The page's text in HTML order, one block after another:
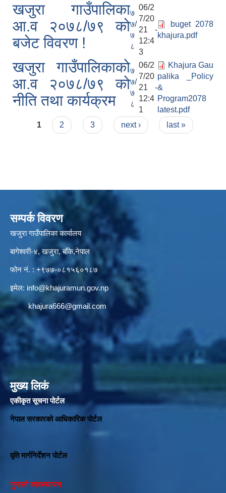
खजुरा गाउँपालिका
आ.व २०७८/७९ को
बजेट विवरण !
७
७/
७
८
06/2
7/20
21 -
12:4
3
buget 2078
khajura.pdf
खजुरा गाउँपालिकाको
आ.व २०७८/७९ को
नीति तथा कार्यक्रम
७
७/
७
८
06/2
7/20
21 -
12:4
1
Khajura Gau
palika _Policy
&
Program2078
latest.pdf
Pages
1 2 3 next › last »
सम्पर्क विवरण
खजुरा गाउँपालिका कार्यालय
बागेश्वरी-४, खजुरा, बाँके,नेपाल
फोन नं. : +९७७-०८१५६०१८७
इमेल: info@khajuramun.gov.np
khajura666@gmail.com
मुख्य लिकं
एकीकृत सूचना पोर्टल
नेपाल सरकारको आधिकारिक पोर्टल
वृति मार्गनिर्देशन पोर्टल
गुनासो व्यवस्थापन